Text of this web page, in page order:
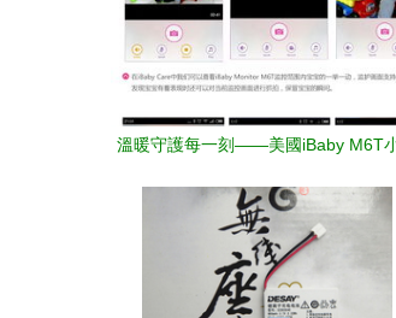
溫暖守護每一刻——美國iBaby M6T